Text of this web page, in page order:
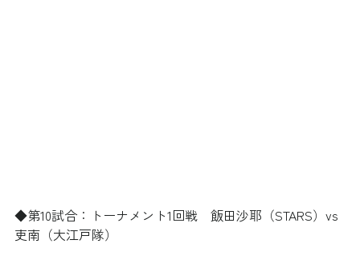
◆第10試合：トーナメント1回戦　飯田沙耶（STARS）vs
吏南（大江戸隊）